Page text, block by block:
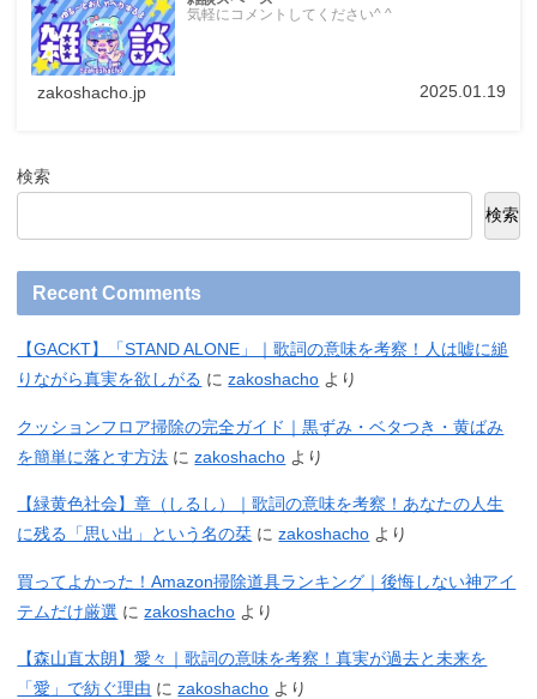
気軽にコメントしてください^ ^
zakoshacho.jp 2025.01.19
検索
検索
Recent Comments
【GACKT】「STAND ALONE」｜歌詞の意味を考察！人は嘘に縋
りながら真実を欲しがる にzakoshacho より
クッションフロア掃除の完全ガイド｜黒ずみ・ベタつき・黄ばみ
を簡単に落とす方法 にzakoshacho より
【緑黄色社会】章（しるし）｜歌詞の意味を考察！あなたの人生
に残る「思い出」という名の栞 にzakoshacho より
買ってよかった！Amazon掃除道具ランキング｜後悔しない神アイ
テムだけ厳選 にzakoshacho より
【森山直太朗】愛々｜歌詞の意味を考察！真実が過去と未来を
「愛」で紡ぐ理由 にzakoshacho より